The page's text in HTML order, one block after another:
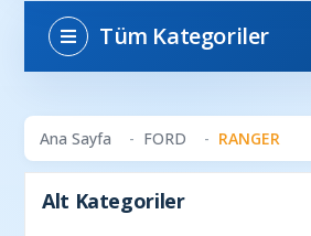
Tüm Kategoriler
Ana Sayfa FORD RANGER
Alt Kategoriler